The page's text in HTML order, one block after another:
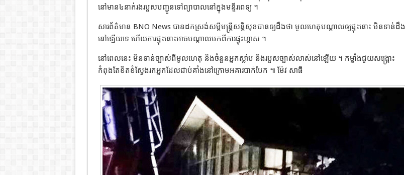
នៅមាន៤នាក់រងរបួសបញ្ជូនទៅព្យាបាលនៅក្នុងមន្ទីរពេទ្យ ។
សារព័ត៌មាន BNO News បានដកស្រង់សម្តីមន្ត្រីសន្តិសុខបានឲ្យដឹងថា មូលហេតុបណ្តាលឲ្យផ្ទុះនោះ មិនទាន់ដឹង
នៅឡើយទេ ហើយការផ្ទុះនោះអាចបណ្តាលមកពីការផ្ទុះហ្គាស ។
នៅពេលនេះ មិនទាន់ច្បាស់ពីមូលហេតុ និងចំនួនអ្នកស្លា់ប និងរបួសច្បាស់លាស់នៅឡើយ ។ កម្លាំងជួយសង្គ្រោះ
កំពុងតែខិតខំស្វែងរកអ្នកដែលជាប់គាំងនៅក្រោមអគារបាក់បែក ៕ ម៉ែវ សាធី